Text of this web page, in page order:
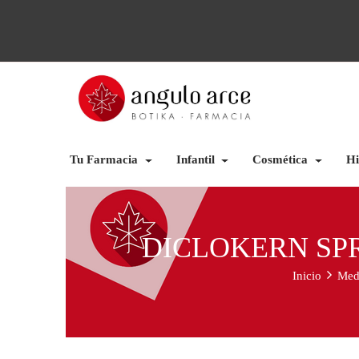
Tu Farmacia Infantil Cosmética
DICLOKERN
Inicio